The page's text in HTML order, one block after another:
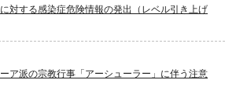
対する感染症危険情報の発出（レベル引き上げ
ア派の宗教行事「アーシューラー」に伴う注意